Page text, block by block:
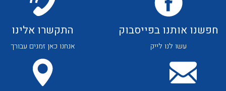
לכל מוצרי היצרן לכל מוצרי היצרן
חפשנו אותנו בפייסבוק
עשו לנו לייק
התקשרו אלינו
אנחנו כאן זמנים עבורך